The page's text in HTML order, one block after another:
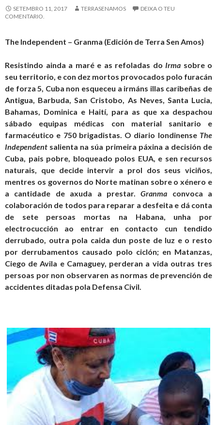
SETEMBRO 11, 2017 TERRASENAMOS
DEIXA O TEU
COMENTARIO.
The Independent – Granma (Edición de Terra Sen Amos)
Resistindo ainda a maré e as refoladas do Irma sobre o
seu territorio, e con dez mortos provocados polo furacán
de forza 5, Cuba non esqueceu a irmáns illas caribeñas de
Antigua, Barbuda, San Cristobo, As Neves, Santa Lucia,
Bahamas, Dominica e Haití, para as que xa despachou
sábado equipas médicas con material sanitario e
farmacéutico e 750 brigadistas. O diario londinense The
Independent salienta na súa primeira páxina a decisión de
Cuba, pais pobre, bloqueado polos EUA, e sen recursos
naturais, que decide intervir a prol dos seus viciños,
mentres os governos do Norte matinan sobre o xénero e
a cantidade de axuda a prestar.Granma convoca a
colaboración de todos para reparar a desfeita e dá conta
de sete persoas mortas na Habana, unha por
electrocucción ao entrar en contacto cun tendido
derrubado, outra pola caida dun poste de luz e o resto
por derrubamentos causado polo ciclón; en Matanzas,
Ciego de Avila e Camaguey, perderan a vida outras tres
persoas por non observaren as normas de prevención de
accidentes ditadas pola Defensa Civil.